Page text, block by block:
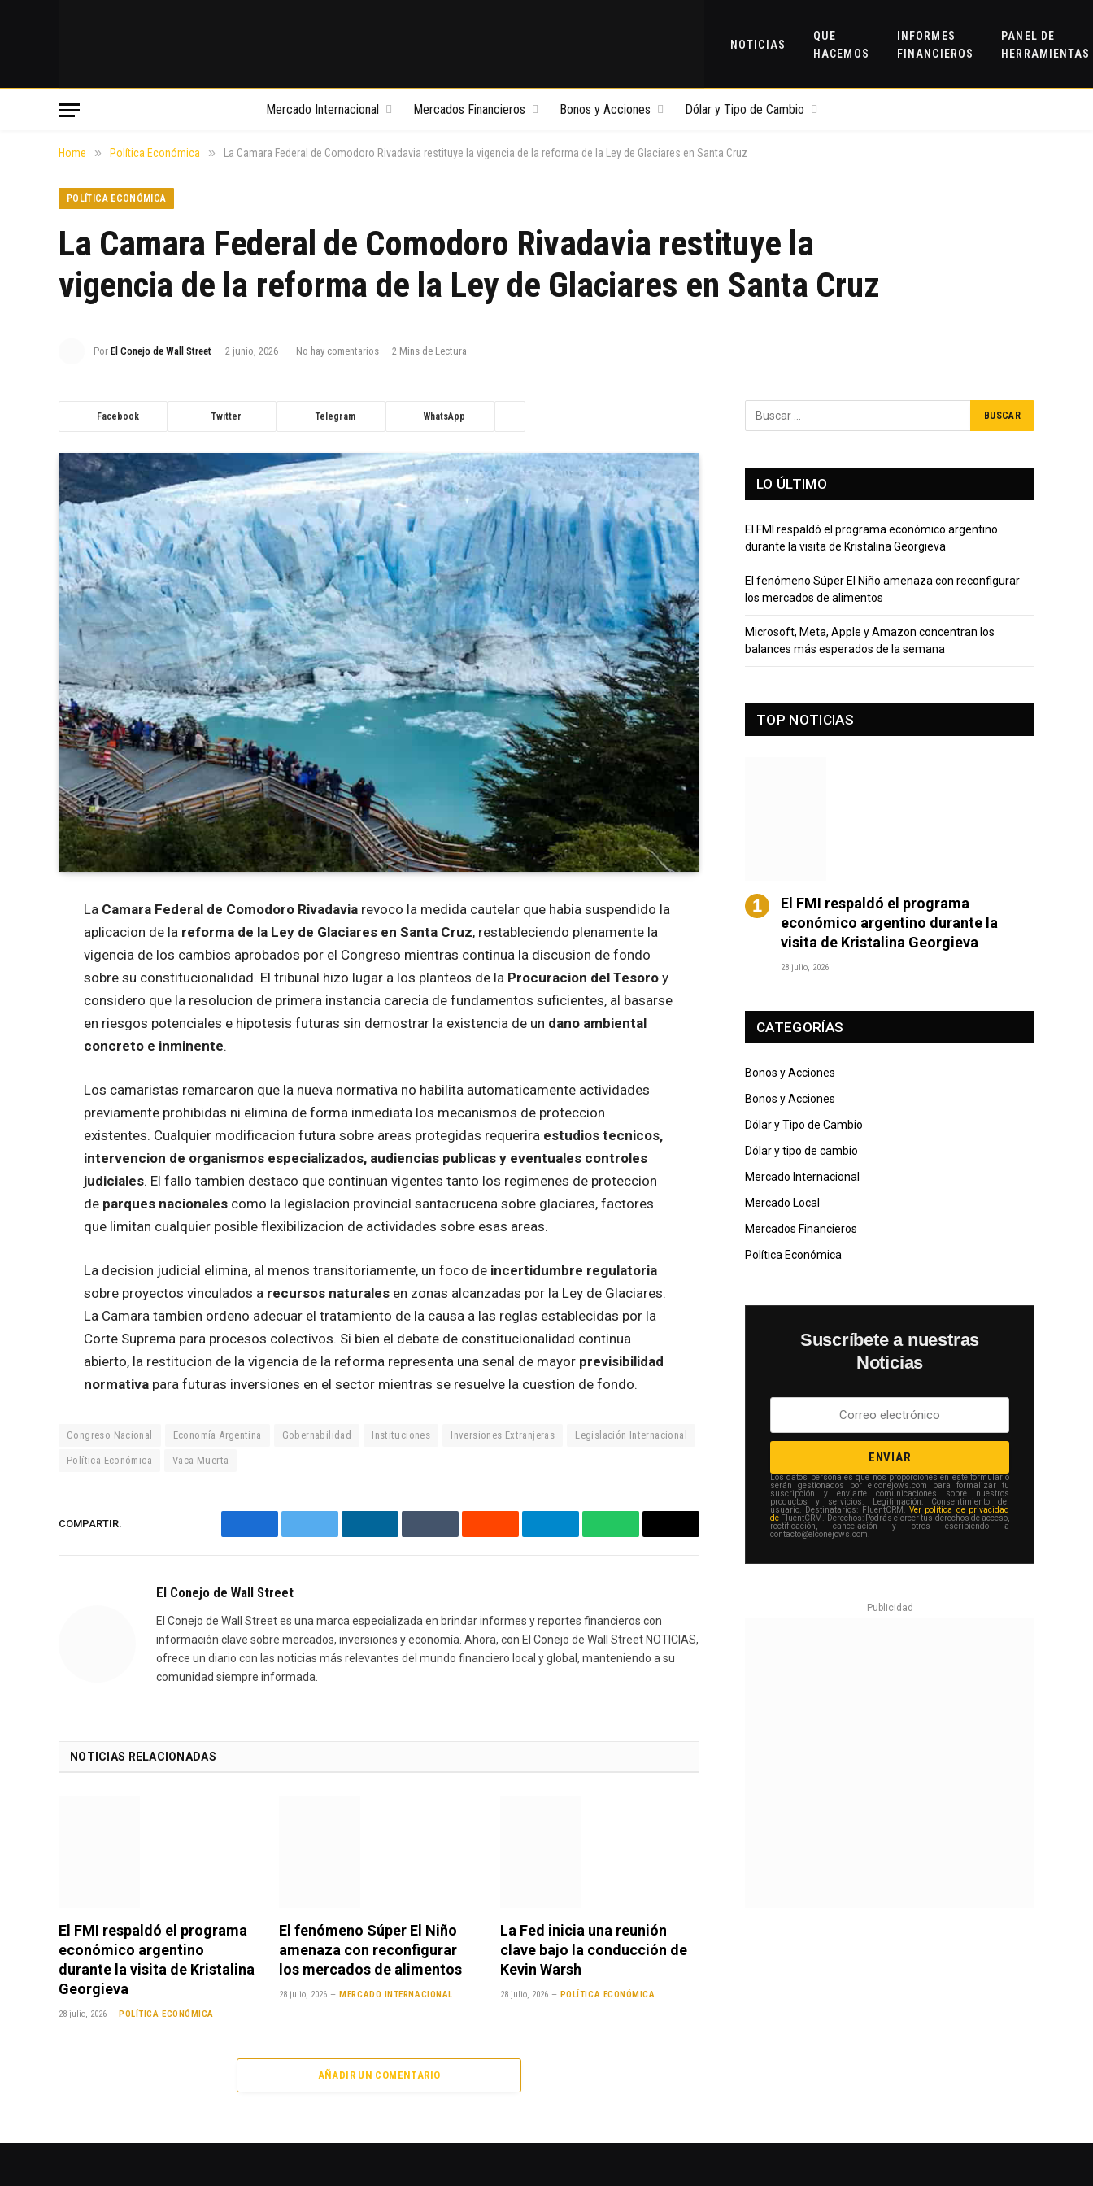
NOTICIAS
QUE
HACEMOS
INFORMES
FINANCIEROS
PANEL DE
HERRAMIENTAS
Mercado Internacional Mercados Financieros Bonos y Acciones Dólar y Tipo de Cambio
Home » Política Económica » La Camara Federal de Comodoro Rivadavia restituye la vigencia de la reforma de la Ley de Glaciares en Santa Cruz
POLÍTICA ECONÓMICA
La Camara Federal de Comodoro Rivadavia restituye la
vigencia de la reforma de la Ley de Glaciares en Santa Cruz
Por El Conejo de Wall Street 2 junio, 2026 No hay comentarios 2 Mins de Lectura
Facebook Twitter Telegram WhatsApp
La Camara Federal de Comodoro Rivadavia revoco la medida cautelar que habia suspendido la
aplicacion de la reforma de la Ley de Glaciares en Santa Cruz, restableciendo plenamente la
vigencia de los cambios aprobados por el Congreso mientras continua la discusion de fondo
sobre su constitucionalidad. El tribunal hizo lugar a los planteos de la Procuracion del Tesoro y
considero que la resolucion de primera instancia carecia de fundamentos suficientes, al basarse
en riesgos potenciales e hipotesis futuras sin demostrar la existencia de un dano ambiental
concreto e inminente.
Los camaristas remarcaron que la nueva normativa no habilita automaticamente actividades
previamente prohibidas ni elimina de forma inmediata los mecanismos de proteccion
existentes. Cualquier modificacion futura sobre areas protegidas requerira estudios tecnicos,
intervencion de organismos especializados, audiencias publicas y eventuales controles
judiciales. El fallo tambien destaco que continuan vigentes tanto los regimenes de proteccion
de parques nacionales como la legislacion provincial santacrucena sobre glaciares, factores
que limitan cualquier posible flexibilizacion de actividades sobre esas areas.
La decision judicial elimina, al menos transitoriamente, un foco de incertidumbre regulatoria
sobre proyectos vinculados a recursos naturales en zonas alcanzadas por la Ley de Glaciares.
La Camara tambien ordeno adecuar el tratamiento de la causa a las reglas establecidas por la
Corte Suprema para procesos colectivos. Si bien el debate de constitucionalidad continua
abierto, la restitucion de la vigencia de la reforma representa una senal de mayor previsibilidad
normativa para futuras inversiones en el sector mientras se resuelve la cuestion de fondo.
Congreso Nacional Economía Argentina Gobernabilidad Instituciones Inversiones Extranjeras Legislación Internacional
Política Económica Vaca Muerta
COMPARTIR.
FacebookTwitter LinkedIn Tumblr Reddit TelegramWhatsAppEmail
El Conejo de Wall Street
El Conejo de Wall Street es una marca especializada en brindar informes y reportes financieros con
información clave sobre mercados, inversiones y economía. Ahora, con El Conejo de Wall Street NOTICIAS,
ofrece un diario con las noticias más relevantes del mundo financiero local y global, manteniendo a su
comunidad siempre informada.
NOTICIAS RELACIONADAS
El FMI respaldó el programa
económico argentino
durante la visita de Kristalina
Georgieva
28 julio, 2026 POLÍTICA ECONÓMICA
El fenómeno Súper El Niño
amenaza con reconfigurar
los mercados de alimentos
28 julio, 2026 MERCADO INTERNACIONAL
La Fed inicia una reunión
clave bajo la conducción de
Kevin Warsh
28 julio, 2026 POLÍTICA ECONÓMICA
AÑADIR UN COMENTARIO
LO ÚLTIMO
El FMI respaldó el programa económico argentino
durante la visita de Kristalina Georgieva
El fenómeno Súper El Niño amenaza con reconfigurar
los mercados de alimentos
Microsoft, Meta, Apple y Amazon concentran los
balances más esperados de la semana
TOP NOTICIAS
El FMI respaldó el programa
económico argentino durante la
visita de Kristalina Georgieva
28 julio, 2026
CATEGORÍAS
Bonos y Acciones
Bonos y Acciones
Dólar y Tipo de Cambio
Dólar y tipo de cambio
Mercado Internacional
Mercado Local
Mercados Financieros
Política Económica
Suscríbete a nuestras
Noticias
ENVIAR
Los datos personales que nos proporciones en este formulario
serán gestionados por elconejows.com para formalizar tu
suscripción y enviarte comunicaciones sobre nuestros
productos y servicios. Legitimación: Consentimiento del
usuario. Destinatarios: FluentCRM.
Ver política de privacidad
de FluentCRM. Derechos: Podrás ejercer tus derechos de acceso,
rectificación, cancelación y otros escribiendo a
contacto@elconejows.com.
Publicidad